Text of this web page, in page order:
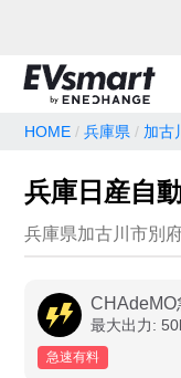
地名・観光スポッ
充電器の種類
急速充電器のみ
高速道路上のみ
HOME 兵庫県 加古
兵庫日産自
兵庫県加古川市別
CHAdeMO
最大出力: 50
急速有料